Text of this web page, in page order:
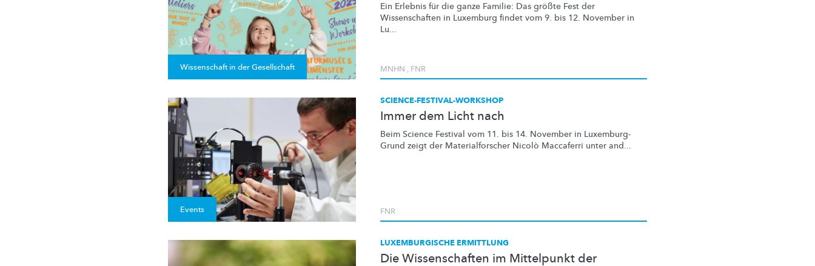
Wissenschaft in der Gesellschaft
Ein Erlebnis für die ganze Familie: Das größte Fest der
Wissenschaften in Luxemburg findet vom 9. bis 12. November in
Lu...
MNHN , FNR
Events
SCIENCE-FESTIVAL-WORKSHOP
Immer dem Licht nach
Beim Science Festival vom 11. bis 14. November in Luxemburg-
Grund zeigt der Materialforscher Nicolò Maccaferri unter and...
FNR
LUXEMBURGISCHE ERMITTLUNG
Die Wissenschaften im Mittelpunkt der